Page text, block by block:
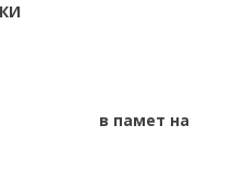
на